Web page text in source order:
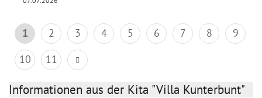
1 2 3 4 5 6 7 8
9
10
11
Informationen aus der Kita "Villa Kunterbunt"